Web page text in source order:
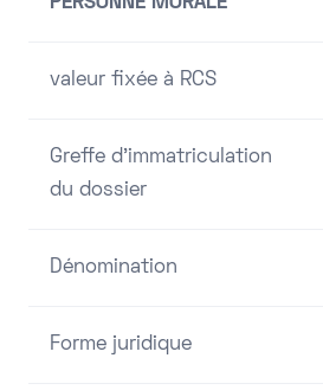
PERSONNE MORALE
valeur fixée à RCS
Greffe d'immatriculation
du dossier
Dénomination
Forme juridique